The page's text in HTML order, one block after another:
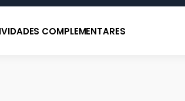
COMPLEMENTARES